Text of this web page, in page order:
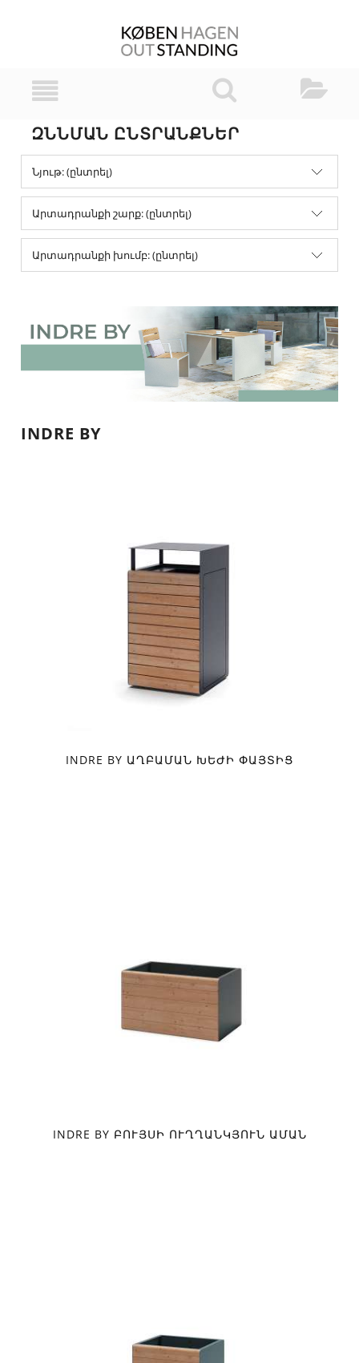
ԶՆՆՄԱՆ ԸՆՏՐԱՆՔՆԵՐ
Նյութ: (ընտրել)
Արտադրանքի շարք: (ընտրել)
Արտադրանքի խումբ: (ընտրել)
INDRE BY
INDRE BY ԱՂԲԱՄԱՆ ԽԵԺԻ ՓԱՅՏԻՑ
INDRE BY ԲՈՒՅՍԻ ՈՒՂՂԱՆԿՅՈՒՆ ԱՄԱՆ